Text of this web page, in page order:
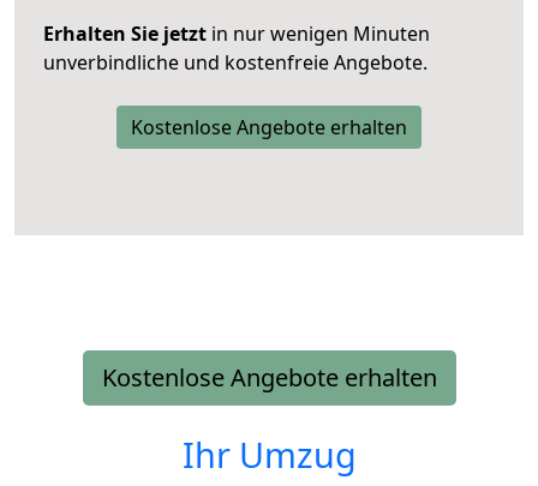
Erhalten Sie jetzt in nur wenigen Minuten
unverbindliche und kostenfreie Angebote.
Kostenlose Angebote erhalten
Kostenlose Angebote erhalten
Ihr Umzug